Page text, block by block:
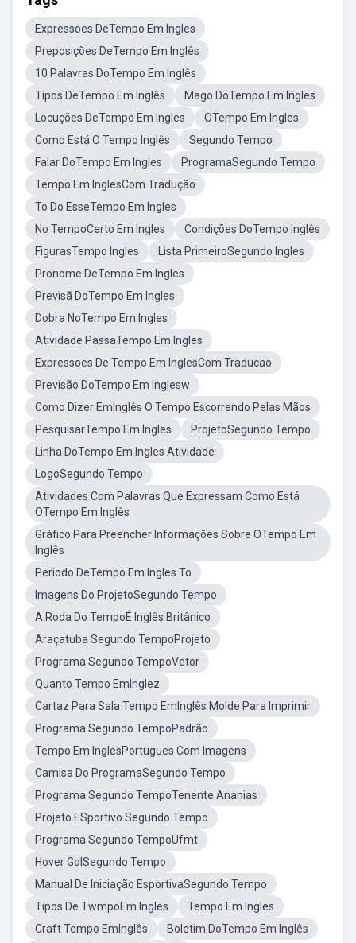
Expressoes DeTempo Em Ingles
Preposições DeTempo Em Inglês
10 Palavras DoTempo Em Inglês
Tipos DeTempo Em Inglês
Mago DoTempo Em Ingles
Locuções DeTempo Em Ingles
OTempo Em Ingles
Como Está O Tempo Inglês
Segundo Tempo
Falar DoTempo Em Ingles
ProgramaSegundo Tempo
Tempo Em InglesCom Tradução
To Do EsseTempo Em Ingles
No TempoCerto Em Ingles
Condições DoTempo Inglês
FigurasTempo Ingles
Lista PrimeiroSegundo Ingles
Pronome DeTempo Em Ingles
Previsã DoTempo Em Ingles
Dobra NoTempo Em Ingles
Atividade PassaTempo Em Ingles
Expressoes De Tempo Em InglesCom Traducao
Previsão DoTempo Em Inglesw
Como Dizer EmInglês O Tempo Escorrendo Pelas Mãos
PesquisarTempo Em Ingles
ProjetoSegundo Tempo
Linha DoTempo Em Ingles Atividade
LogoSegundo Tempo
Atividades Com Palavras Que Expressam Como Está
OTempo Em Inglês
Gráfico Para Preencher Informações Sobre OTempo Em
Inglês
Periodo DeTempo Em Ingles To
Imagens Do ProjetoSegundo Tempo
A Roda Do TempoÉ Inglês Britânico
Araçatuba Segundo TempoProjeto
Programa Segundo TempoVetor
Quanto Tempo EmInglez
Cartaz Para Sala Tempo EmInglês Molde Para Imprimir
Programa Segundo TempoPadrão
Tempo Em InglesPortugues Com Imagens
Camisa Do ProgramaSegundo Tempo
Programa Segundo TempoTenente Ananias
Projeto ESportivo Segundo Tempo
Programa Segundo TempoUfmt
Hover GolSegundo Tempo
Manual De Iniciação EsportivaSegundo Tempo
Tipos De TwmpoEm Ingles
Tempo Em Ingles
Craft Tempo EmInglês
Boletim DoTempo Em Inglês